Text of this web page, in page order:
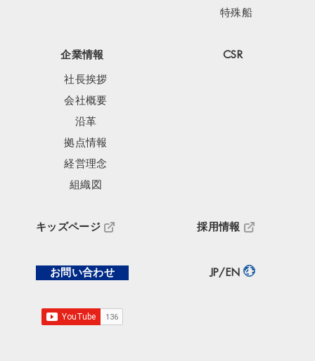
特殊船
企業情報
社長挨拶
会社概要
沿革
拠点情報
経営理念
組織図
CSR
キッズページ 採用情報
お問い合わせ JP/EN